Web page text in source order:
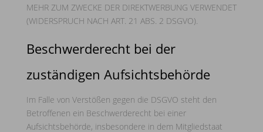
MEHR ZUM ZWECKE DER DIREKTWERBUNG VERWENDET
(WIDERSPRUCH NACH ART. 21 ABS. 2 DSGVO).
Beschwerde­recht bei der
zuständigen Aufsichts­behörde
Im Falle von Verstößen gegen die DSGVO steht den
Betroffenen ein Beschwerderecht bei einer
Aufsichtsbehörde, insbesondere in dem Mitgliedstaat